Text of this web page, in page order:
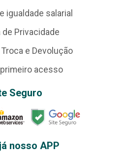
igualdade salarial
de Privacidade
e Devolução
acesso
Seguro
nosso APP